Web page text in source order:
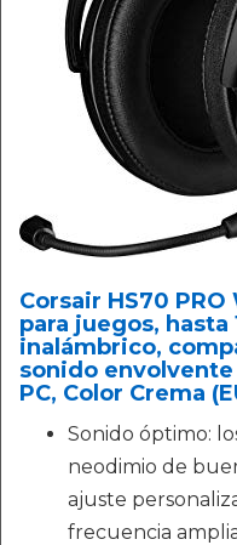
Corsair HS70
para juegos,
inalámbrico,
sonido envolvente
PC, Color Crema
Sonido óptimo:
neodimio de
ajuste
frecuencia